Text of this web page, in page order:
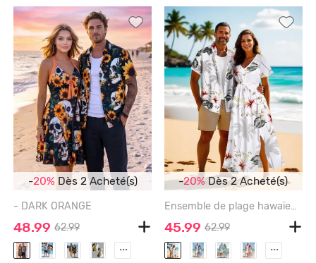
-20% Dès 2 Acheté(s)
- DARK ORANGE
48.99 62.99
...
-20%Dès 2 Acheté(s)
Ensemble de plage hawaïen assorti grande taille à imprimé feuilles et fleurs d'hibiscus et cocotiers pour couples - WHITE
45.99 62.99
...